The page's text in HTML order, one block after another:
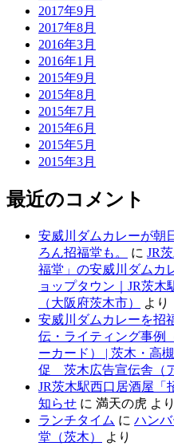
2017年9月
2017年8月
2016年3月
2016年1月
2015年9月
2015年8月
2015年7月
2015年6月
2015年5月
2015年3月
最近のコメント
安威川ダムカレーが朝
ろん招福堂も。
に JR
福堂」の安威川ダムカ
ョップタウン｜JR茨木
（大阪府茨木市）
より
安威川ダムカレーを招
伝・ライティング事例
ーカード） | 茨木・高
促 茨木広告宣伝舎（
JR茨木駅西口居酒屋
知らせ に 満天の虎 より
ランチタイム に ハン
堂（茨木）
より